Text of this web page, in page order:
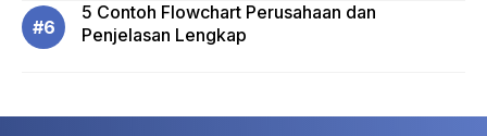
5 Contoh Flowchart Perusahaan dan
Penjelasan Lengkap